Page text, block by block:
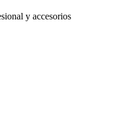
y accesorios